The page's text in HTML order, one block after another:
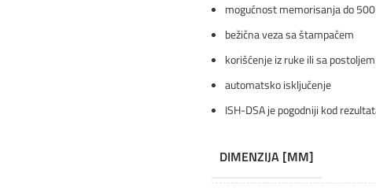
mogućnost memorisanja do
bežična veza sa štampačem
korišćenje iz ruke ili sa
automatsko isključenje
ISH-DSA je pogodniji kod
DIMENZIJA [MM]